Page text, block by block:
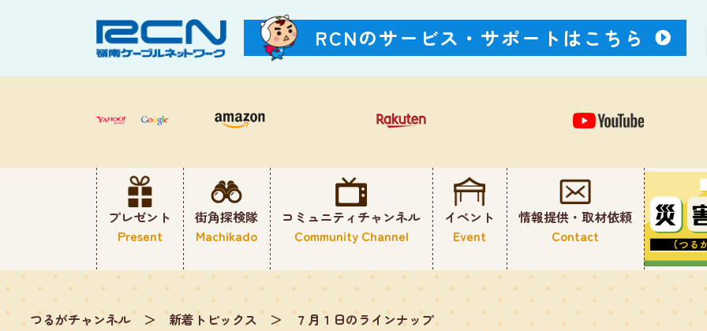
RCNのサービス・ サポートはこちら
プレゼント
Present
街角探検隊
Machikado
コミュニティチャンネル
Community Channel
イベント
Event
情報提供・取材依頼
Contact
つるがチャンネル ＞ 新着トピックス ＞ ７月１日のラインナップ